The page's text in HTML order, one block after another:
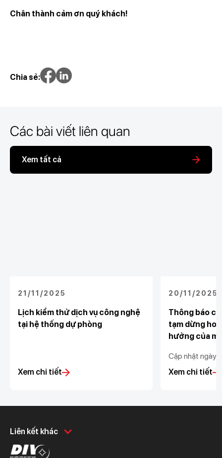
Chân thành cảm ơn quý khách!
Chia sẻ:
Các bài viết liên quan
Xem tất cả
21/11/2025
Lịch kiểm thử dịch vụ công nghệ
tại hệ thống dự phòng
Xem chi tiết
20/11/2025
Thông báo
tạm dừng
hưởng của
Cập nhật ngày
Xem chi tiết
Liên kết khác
Khách hàng cá nhân
Chi tiêu